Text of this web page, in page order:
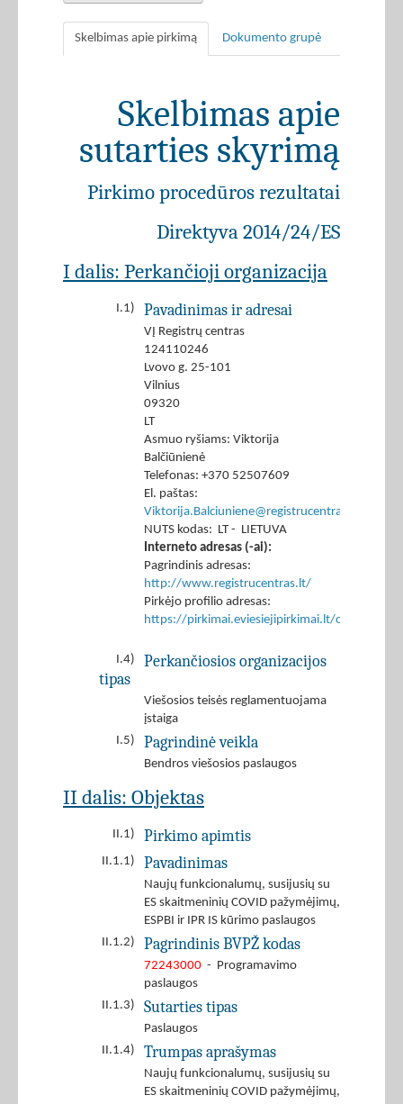
Skelbimas apie pirkimą Dokumento grupė
Skelbimas apie
sutarties skyrimą
Pirkimo procedūros rezultatai
Direktyva 2014/24/ES
I dalis: Perkančioji organizacija
I.1) Pavadinimas ir adresai
VĮ Registrų centras
124110246
Lvovo g. 25-101
Vilnius
09320
LT
Asmuo ryšiams: Viktorija
Balčiūnienė
Telefonas: +370 52507609
El. paštas:
Viktorija.Balciuniene@registrucentras.lt
NUTS kodas: LT - LIETUVA
Interneto adresas (-ai):
Pagrindinis adresas:
http://www.registrucentras.lt/
Pirkėjo profilio adresas:
https://pirkimai.eviesiejipirkimai.lt/ctm/
I.4)
Perkančiosios organizacijos
tipas
Viešosios teisės reglamentuojama
įstaiga
I.5)
Pagrindinė veikla
Bendros viešosios paslaugos
II dalis: Objektas
II.1) Pirkimo apimtis
II.1.1) Pavadinimas
Naujų funkcionalumų, susijusių su
ES skaitmeninių COVID pažymėjimų,
ESPBI ir IPR IS kūrimo paslaugos
II.1.2)
Pagrindinis BVPŽ kodas
72243000 - Programavimo
paslaugos
II.1.3)
Sutarties tipas
Paslaugos
II.1.4)
Trumpas aprašymas
Naujų funkcionalumų, susijusių su
ES skaitmeninių COVID pažymėjimų,